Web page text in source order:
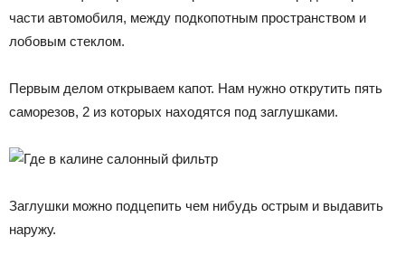
части автомобиля, между подкопотным пространством и
лобовым стеклом.
Первым делом открываем капот. Нам нужно открутить пять
саморезов, 2 из которых находятся под заглушками.
Заглушки можно подцепить чем нибудь острым и выдавить
наружу.